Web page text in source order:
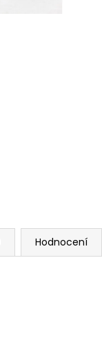
Hodnocení